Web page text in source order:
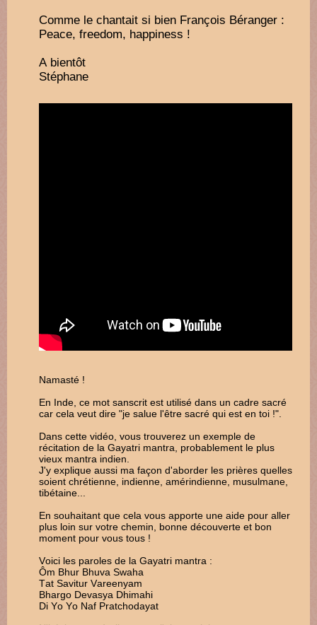
Comme le chantait si bien François Béranger :
Peace, freedom, happiness !
A bientôt
Stéphane
Namasté !
En Inde, ce mot sanscrit est utilisé dans un cadre sacré
car cela veut dire "je salue l'être sacré qui est en toi !".
Dans cette vidéo, vous trouverez un exemple de
récitation de la Gayatri mantra, probablement le plus
vieux mantra indien.
J'y explique aussi ma façon d'aborder les prières quelles
soient chrétienne, indienne, amérindienne, musulmane,
tibétaine...
En souhaitant que cela vous apporte une aide pour aller
plus loin sur votre chemin, bonne découverte et bon
moment pour vous tous !
Voici les paroles de la Gayatri mantra :
Ôm Bhur Bhuva Swaha
Tat Savitur Vareenyam
Bhargo Devasya Dhimahi
Di Yo Yo Naf Pratchodayat